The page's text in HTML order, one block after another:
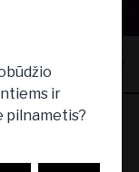
ir
pilnametis?